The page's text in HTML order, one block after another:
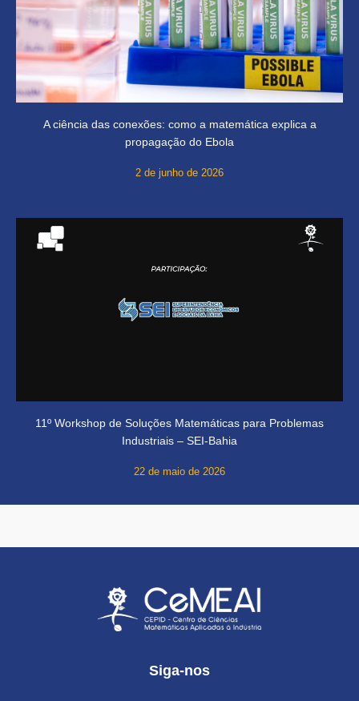
A ciência das conexões: como a matemática explica a
propagação do Ebola
2 de junho de 2026
11º Workshop de Soluções Matemáticas para Problemas
Industriais – SEI-Bahia
22 de maio de 2026
Siga-nos